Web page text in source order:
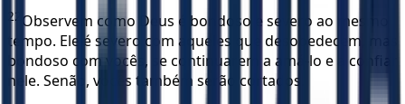
22 Observem como Deus é bondoso e severo ao mesmo
tempo. Ele é severo com aqueles que desobedecem, mas
bondoso com vocês, se continuarem a amá-lo e a confiar
nele. Senão, vocês também serão cortados.